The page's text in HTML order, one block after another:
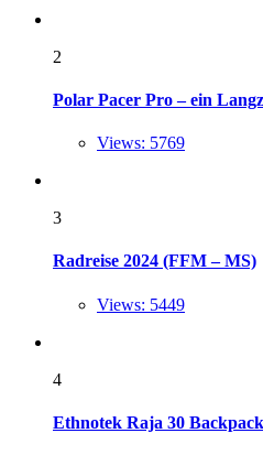
2
Polar Pacer Pro – ein
Views: 5769
3
Radreise 2024 (FFM – MS)
Views: 5449
4
Ethnotek Raja 30